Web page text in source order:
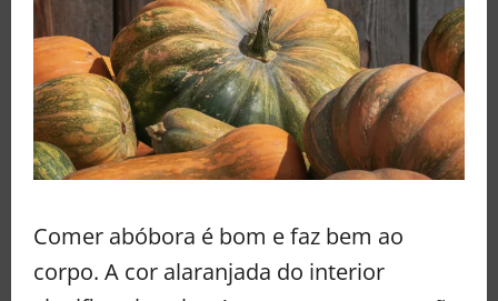
Comer abóbora é bom e faz bem ao
corpo. A cor alaranjada do interior